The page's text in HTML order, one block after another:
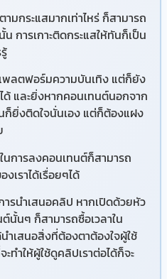
มกระแสมากเท่าไหร่ ก็สามารถ
การเกาะติดกระแสให้ทันก็เป็น
พลตฟอร์มความบันเทิง แต่ก็ยัง
ด้ และยิ่งหากคอนเทนต์นอกจาก
ก็ยิ่งติดใจนั่นเอง แต่ก็ต้องแฝง
นการลงคอนเทนต์ก็สามารถ
เราได้เรื่อยๆได้
ารนำเสนอคลิป หากเปิดด้วยหัว
นั้นๆ ก็สามารถซื้อเวลาใน
นำเสนอสิ่งที่ต้องตาต้องใจผู้ใช้
ำให้ผู้ใช้ดูคลิปเราต่อได้ก็จะ